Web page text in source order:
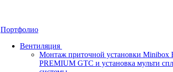
Портфолио
Вентиляция
Монтаж приточной установки Minibox
PREMIUM GTC и установка мульти